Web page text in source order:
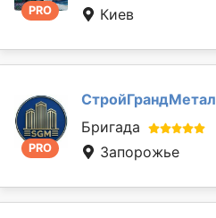
PRO
Киев
PRO
СтройГрандМетал
Бригада
Запорожье